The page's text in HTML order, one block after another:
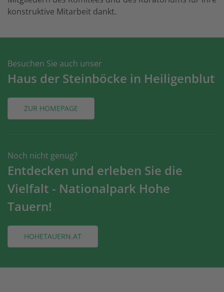
konstruktive Mitarbeit dankt.
Besuchen Sie auch unser
Haus der Steinböcke in Heiligenblut
ZUR HOMEPAGE
Noch nicht genug?
Entdecken und erleben Sie die
Vielfalt - Nationalpark Hohe
Tauern!
HOHETAUERN.AT